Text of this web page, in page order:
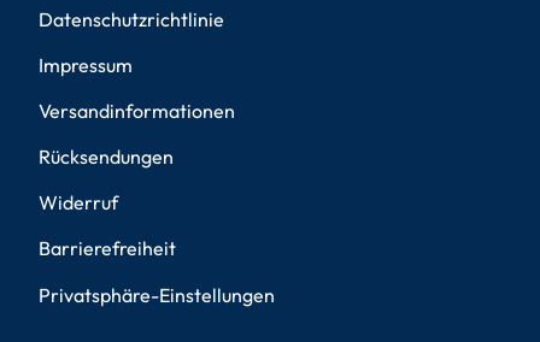
Datenschutzrichtlinie
Impressum
Versandinformationen
Rücksendungen
Widerruf
Barrierefreiheit
Privatsphäre-Einstellungen